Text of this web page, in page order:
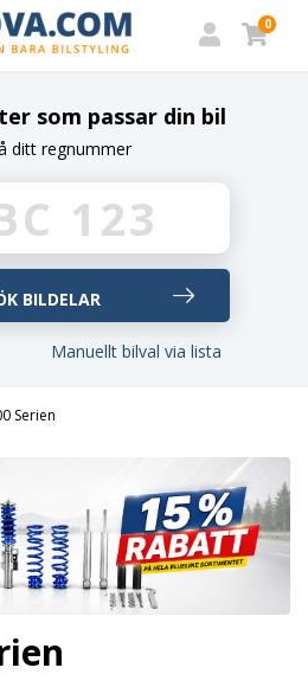
0
som passar din bil
ditt regnummer
Manuellt bilval via lista
Serien